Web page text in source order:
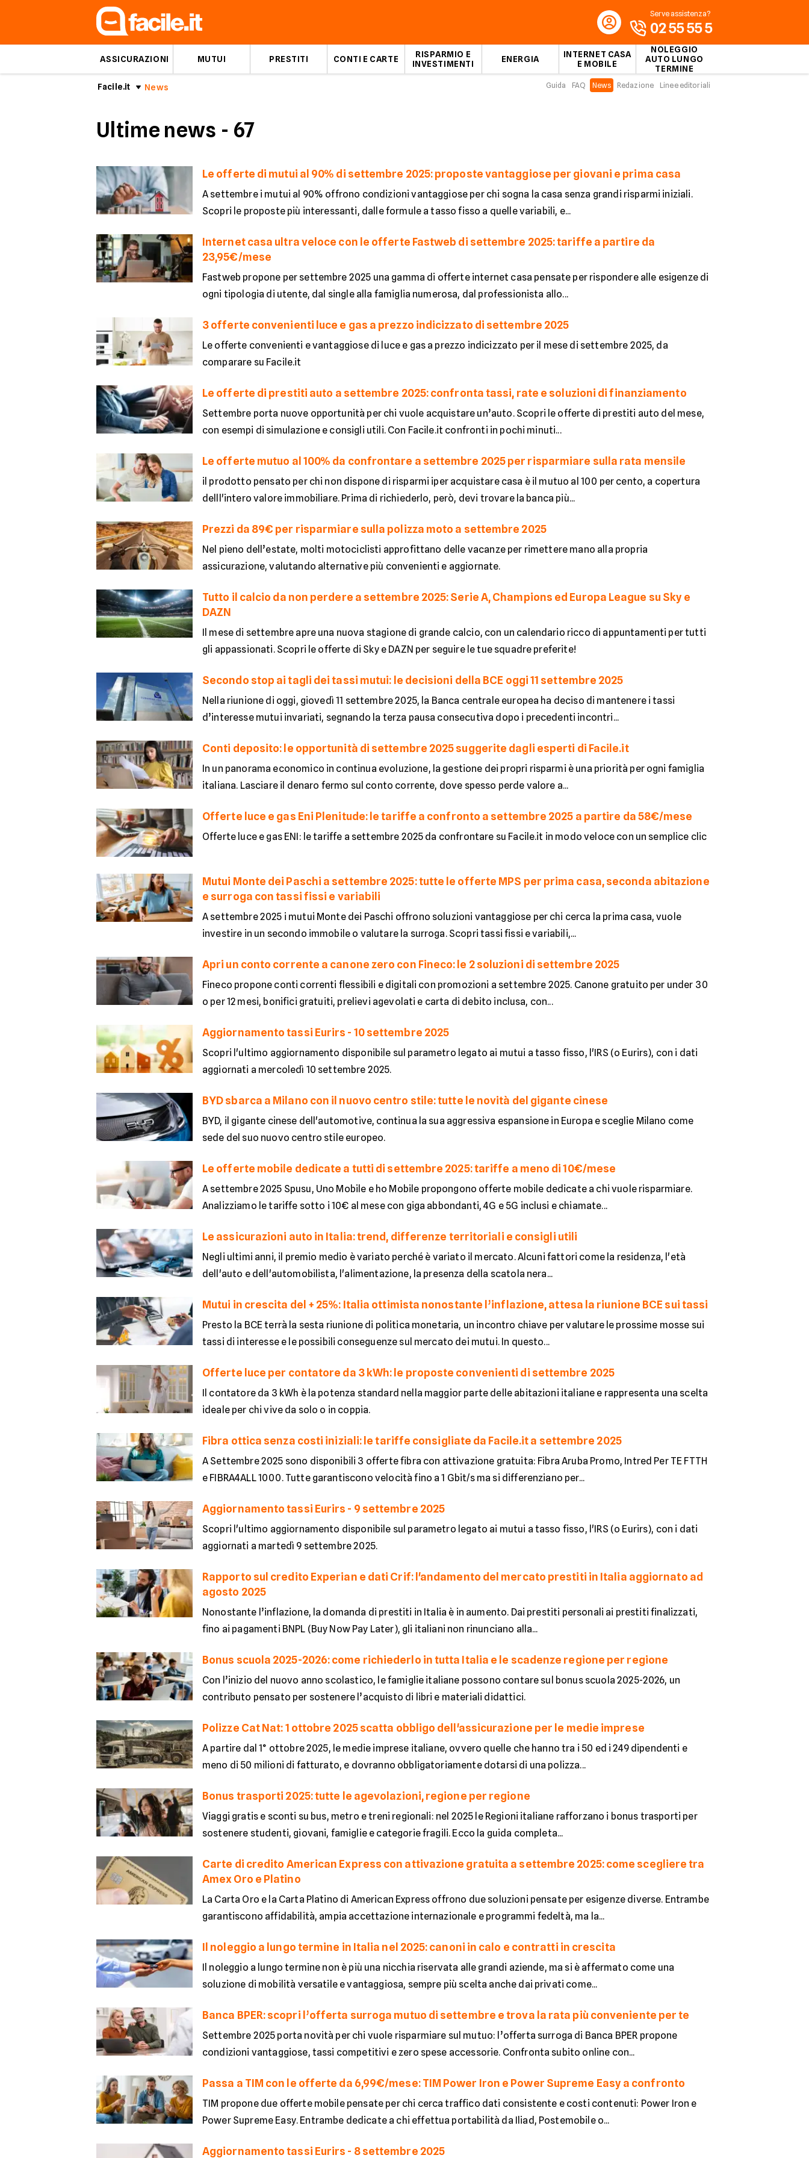
ASSICURAZIONI MUTUI PRESTITI CONTI E CARTE
RISPARMIO E
INVESTIMENTI
ENERGIA
INTERNET CASA
E MOBILE
NOLEGGIO
AUTO LUNGO
TERMINE
Serve assistenza?
02 55 55 5
Facile.it News Guida FAQ News Redazione Linee editoriali
Ultime news - 67
Le offerte di mutui al 90% di settembre 2025: proposte vantaggiose per giovani e prima casa
A settembre i mutui al 90% offrono condizioni vantaggiose per chi sogna la casa senza grandi risparmi iniziali.
Scopri le proposte più interessanti, dalle formule a tasso fisso a quelle variabili, e...
Internet casa ultra veloce con le offerte Fastweb di settembre 2025: tariffe a partire da
23,95€/mese
Fastweb propone per settembre 2025 una gamma di offerte internet casa pensate per rispondere alle esigenze di
ogni tipologia di utente, dal single alla famiglia numerosa, dal professionista allo...
3 offerte convenienti luce e gas a prezzo indicizzato di settembre 2025
Le offerte convenienti e vantaggiose di luce e gas a prezzo indicizzato per il mese di settembre 2025, da
comparare su Facile.it
Le offerte di prestiti auto a settembre 2025: confronta tassi, rate e soluzioni di finanziamento
Settembre porta nuove opportunità per chi vuole acquistare un’auto. Scopri le offerte di prestiti auto del mese,
con esempi di simulazione e consigli utili. Con Facile.it confronti in pochi minuti...
Le offerte mutuo al 100% da confrontare a settembre 2025 per risparmiare sulla rata mensile
il prodotto pensato per chi non dispone di risparmi iper acquistare casa è il mutuo al 100 per cento, a copertura
delll'intero valore immobiliare. Prima di richiederlo, però, devi trovare la banca più...
Prezzi da 89€ per risparmiare sulla polizza moto a settembre 2025
Nel pieno dell’estate, molti motociclisti approfittano delle vacanze per rimettere mano alla propria
assicurazione, valutando alternative più convenienti e aggiornate.
Tutto il calcio da non perdere a settembre 2025: Serie A, Champions ed Europa League su Sky e
DAZN
Il mese di settembre apre una nuova stagione di grande calcio, con un calendario ricco di appuntamenti per tutti
gli appassionati. Scopri le offerte di Sky e DAZN per seguire le tue squadre preferite!
Secondo stop ai tagli dei tassi mutui: le decisioni della BCE oggi 11 settembre 2025
Nella riunione di oggi, giovedì 11 settembre 2025, la Banca centrale europea ha deciso di mantenere i tassi
d’interesse mutui invariati, segnando la terza pausa consecutiva dopo i precedenti incontri...
Conti deposito: le opportunità di settembre 2025 suggerite dagli esperti di Facile.it
In un panorama economico in continua evoluzione, la gestione dei propri risparmi è una priorità per ogni famiglia
italiana. Lasciare il denaro fermo sul conto corrente, dove spesso perde valore a...
Offerte luce e gas Eni Plenitude: le tariffe a confronto a settembre 2025 a partire da 58€/mese
Offerte luce e gas ENI: le tariffe a settembre 2025 da confrontare su Facile.it in modo veloce con un semplice clic
Mutui Monte dei Paschi a settembre 2025: tutte le offerte MPS per prima casa, seconda abitazione
e surroga con tassi fissi e variabili
A settembre 2025 i mutui Monte dei Paschi offrono soluzioni vantaggiose per chi cerca la prima casa, vuole
investire in un secondo immobile o valutare la surroga. Scopri tassi fissi e variabili,...
Apri un conto corrente a canone zero con Fineco: le 2 soluzioni di settembre 2025
Fineco propone conti correnti flessibili e digitali con promozioni a settembre 2025. Canone gratuito per under 30
o per 12 mesi, bonifici gratuiti, prelievi agevolati e carta di debito inclusa, con...
Aggiornamento tassi Eurirs - 10 settembre 2025
Scopri l'ultimo aggiornamento disponibile sul parametro legato ai mutui a tasso fisso, l'IRS (o Eurirs), con i dati
aggiornati a mercoledì 10 settembre 2025.
BYD sbarca a Milano con il nuovo centro stile: tutte le novità del gigante cinese
BYD, il gigante cinese dell'automotive, continua la sua aggressiva espansione in Europa e sceglie Milano come
sede del suo nuovo centro stile europeo.
Le offerte mobile dedicate a tutti di settembre 2025: tariffe a meno di 10€/mese
A settembre 2025 Spusu, Uno Mobile e ho Mobile propongono offerte mobile dedicate a chi vuole risparmiare.
Analizziamo le tariffe sotto i 10€ al mese con giga abbondanti, 4G e 5G inclusi e chiamate...
Le assicurazioni auto in Italia: trend, differenze territoriali e consigli utili
Negli ultimi anni, il premio medio è variato perché è variato il mercato. Alcuni fattori come la residenza, l'età
dell'auto e dell'automobilista, l'alimentazione, la presenza della scatola nera...
Mutui in crescita del + 25%: Italia ottimista nonostante l’inflazione, attesa la riunione BCE sui tassi
Presto la BCE terrà la sesta riunione di politica monetaria, un incontro chiave per valutare le prossime mosse sui
tassi di interesse e le possibili conseguenze sul mercato dei mutui. In questo...
Offerte luce per contatore da 3 kWh: le proposte convenienti di settembre 2025
Il contatore da 3 kWh è la potenza standard nella maggior parte delle abitazioni italiane e rappresenta una scelta
ideale per chi vive da solo o in coppia.
Fibra ottica senza costi iniziali: le tariffe consigliate da Facile.it a settembre 2025
A Settembre 2025 sono disponibili 3 offerte fibra con attivazione gratuita: Fibra Aruba Promo, Intred Per TE FTTH
e FIBRA4ALL 1000. Tutte garantiscono velocità fino a 1 Gbit/s ma si differenziano per...
Aggiornamento tassi Eurirs - 9 settembre 2025
Scopri l'ultimo aggiornamento disponibile sul parametro legato ai mutui a tasso fisso, l'IRS (o Eurirs), con i dati
aggiornati a martedì 9 settembre 2025.
Rapporto sul credito Experian e dati Crif: l'andamento del mercato prestiti in Italia aggiornato ad
agosto 2025
Nonostante l’inflazione, la domanda di prestiti in Italia è in aumento. Dai prestiti personali ai prestiti finalizzati,
fino ai pagamenti BNPL (Buy Now Pay Later), gli italiani non rinunciano alla...
Bonus scuola 2025-2026: come richiederlo in tutta Italia e le scadenze regione per regione
Con l’inizio del nuovo anno scolastico, le famiglie italiane possono contare sul bonus scuola 2025-2026, un
contributo pensato per sostenere l’acquisto di libri e materiali didattici.
Polizze Cat Nat: 1 ottobre 2025 scatta obbligo dell'assicurazione per le medie imprese
A partire dal 1° ottobre 2025, le medie imprese italiane, ovvero quelle che hanno tra i 50 ed i 249 dipendenti e
meno di 50 milioni di fatturato, e dovranno obbligatoriamente dotarsi di una polizza...
Bonus trasporti 2025: tutte le agevolazioni, regione per regione
Viaggi gratis e sconti su bus, metro e treni regionali: nel 2025 le Regioni italiane rafforzano i bonus trasporti per
sostenere studenti, giovani, famiglie e categorie fragili. Ecco la guida completa...
Carte di credito American Express con attivazione gratuita a settembre 2025: come scegliere tra
Amex Oro e Platino
La Carta Oro e la Carta Platino di American Express offrono due soluzioni pensate per esigenze diverse. Entrambe
garantiscono affidabilità, ampia accettazione internazionale e programmi fedeltà, ma la...
Il noleggio a lungo termine in Italia nel 2025: canoni in calo e contratti in crescita
Il noleggio a lungo termine non è più una nicchia riservata alle grandi aziende, ma si è affermato come una
soluzione di mobilità versatile e vantaggiosa, sempre più scelta anche dai privati come...
Banca BPER: scopri l’offerta surroga mutuo di settembre e trova la rata più conveniente per te
Settembre 2025 porta novità per chi vuole risparmiare sul mutuo: l’offerta surroga di Banca BPER propone
condizioni vantaggiose, tassi competitivi e zero spese accessorie. Confronta subito online con...
Passa a TIM con le offerte da 6,99€/mese: TIM Power Iron e Power Supreme Easy a confronto
TIM propone due offerte mobile pensate per chi cerca traffico dati consistente e costi contenuti: Power Iron e
Power Supreme Easy. Entrambe dedicate a chi effettua portabilità da Iliad, Postemobile o...
Aggiornamento tassi Eurirs - 8 settembre 2025